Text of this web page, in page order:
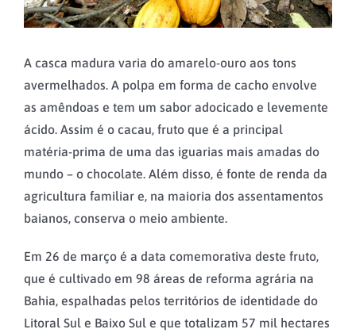
A casca madura varia do amarelo-ouro aos tons
avermelhados. A polpa em forma de cacho envolve
as amêndoas e tem um sabor adocicado e levemente
ácido. Assim é o cacau, fruto que é a principal
matéria-prima de uma das iguarias mais amadas do
mundo – o chocolate. Além disso, é fonte de renda da
agricultura familiar e, na maioria dos assentamentos
baianos, conserva o meio ambiente.
Em 26 de março é a data comemorativa deste fruto,
que é cultivado em 98 áreas de reforma agrária na
Bahia, espalhadas pelos territórios de identidade do
Litoral Sul e Baixo Sul e que totalizam 57 mil hectares